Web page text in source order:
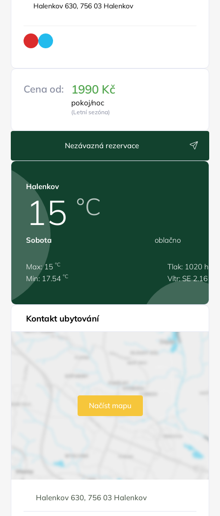
Halenkov 630, 756 03 Halenkov
Cena od: 1990 Kč
pokoj/noc
(Letní sezóna)
Nezávazná rezervace
Halenkov
15 °C
Sobota oblačno
Max: 15°C
Min: 17.54°C
Tlak: 1020 hPa
Vítr: SE 2.16 m/
Kontakt ubytování
Načíst mapu
Halenkov 630, 756 03 Halenkov